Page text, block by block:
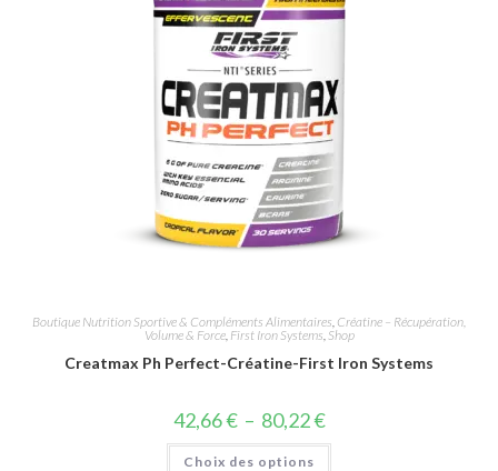
Boutique Nutrition Sportive & Compléments Alimentaires Créatine – Récupération,
Volume & Force, First Iron Systems Shop
Creatmax Ph Perfect-Créatine-First Iron Systems
42,66€ – 80,22€
Choix des options